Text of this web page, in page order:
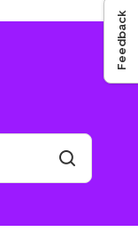
Feedback